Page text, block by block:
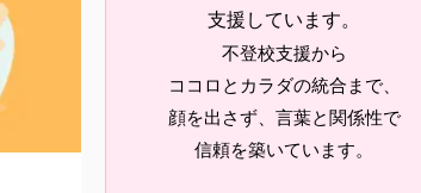
支援しています。
不登校支援から
ココロとカラダの統合まで、
顔を出さず、言葉と関係性で
信頼を築いています。